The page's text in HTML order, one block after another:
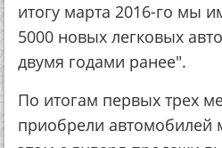
итогу марта 2016-го мы
5000 новых легковых
двумя годами ранее".
По итогам первых трех
приобрели автомобилей